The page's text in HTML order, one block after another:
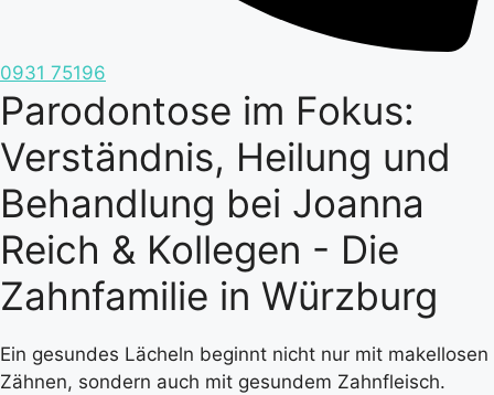
0931 75196
Parodontose im Fokus:
Verständnis, Heilung und
Behandlung bei Joanna
Reich & Kollegen - Die
Zahnfamilie in Würzburg
Ein gesundes Lächeln beginnt nicht nur mit makellosen
Zähnen, sondern auch mit gesundem Zahnfleisch.